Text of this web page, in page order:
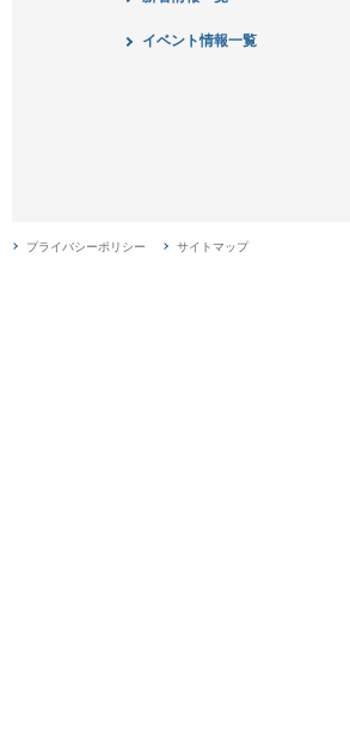
イベント情報一覧
プライバシーポリシー サイトマップ